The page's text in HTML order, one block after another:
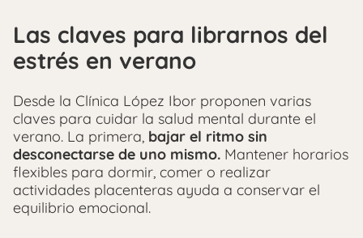
Las claves para librarnos del
estrés en verano
Desde la Clínica López Ibor proponen varias
claves para cuidar la salud mental durante el
verano. La primera, bajar el ritmo sin
desconectarse de uno mismo. Mantener horarios
flexibles para dormir, comer o realizar
actividades placenteras ayuda a conservar el
equilibrio emocional.